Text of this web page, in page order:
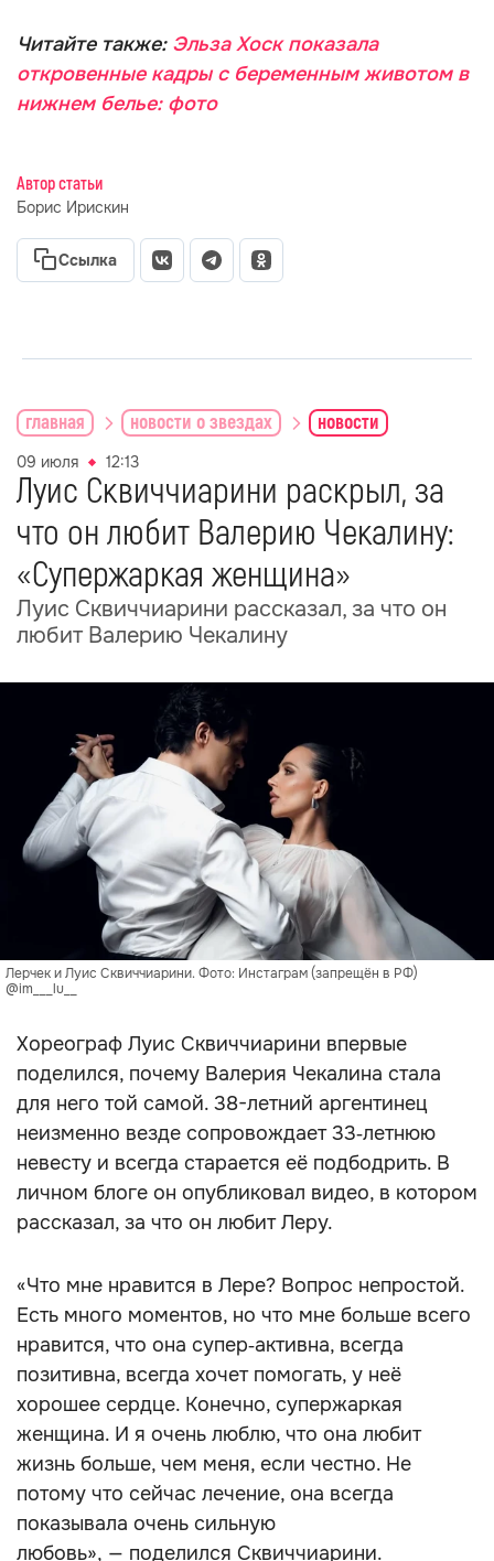
Читайте также: Эльза Хоск показала
откровенные кадры с беременным животом в
нижнем белье: фото
Автор статьи
Борис Ирискин
Ссылка
главная новости о звездах новости
09 июля 12:13
Луис Сквиччиарини раскрыл, за
что он любит Валерию Чекалину:
«Супержаркая женщина»
Луис Сквиччиарини рассказал, за что он
любит Валерию Чекалину
Лерчек и Луис Сквиччиарини. Фото: Инстаграм (запрещён в РФ)
@im___lu__
Хореограф Луис Сквиччиарини впервые
поделился, почему Валерия Чекалина стала
для него той самой. 38-летний аргентинец
неизменно везде сопровождает 33‑летнюю
невесту и всегда старается её подбодрить. В
личном блоге он опубликовал видео, в котором
рассказал, за что он любит Леру.
«Что мне нравится в Лере? Вопрос непростой.
Есть много моментов, но что мне больше всего
нравится, что она супер‑активна, всегда
позитивна, всегда хочет помогать, у неё
хорошее сердце. Конечно, супержаркая
женщина. И я очень люблю, что она любит
жизнь больше, чем меня, если честно. Не
потому что сейчас лечение, она всегда
показывала очень сильную
любовь», — поделился Сквиччиарини.